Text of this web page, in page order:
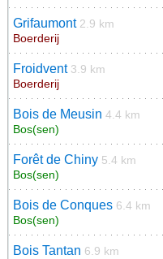
Grifaumont 2.9 km
Boerderij
Froidvent 3.9 km
Boerderij
Bois de Meusin 4.4 km
Bos(sen)
Forêt de Chiny 5.4 km
Bos(sen)
Bois de Conques 6.4 km
Bos(sen)
Bois Tantan 6.9 km